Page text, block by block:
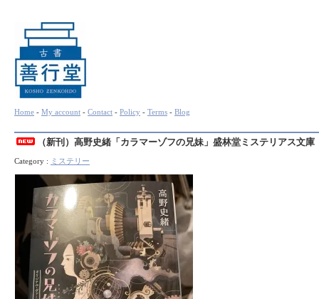
Home - My account - Contact - Policy - Terms - Blog
（新刊）高野史緒「カラマーゾフの兄妹」盛林堂ミステリアス文庫
Category : ミステリー